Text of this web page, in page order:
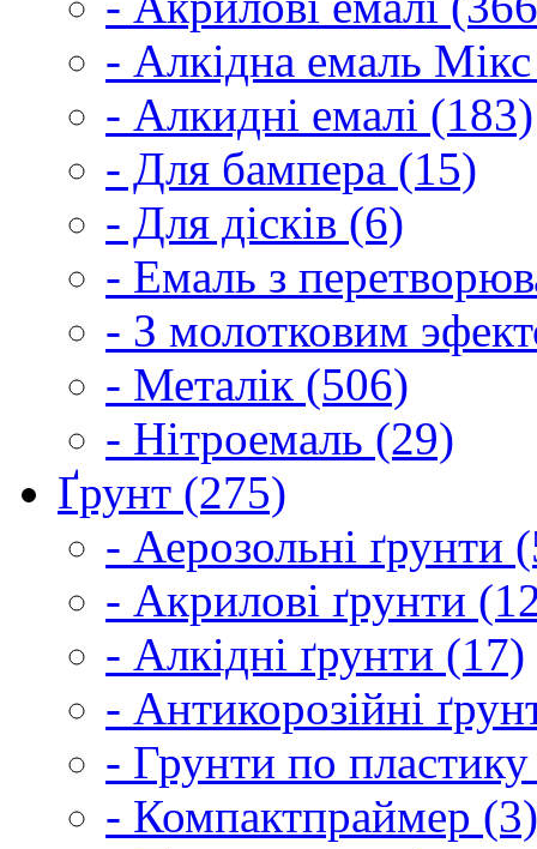
- Алкідна емаль
- Алкидні емалі (183)
- Для бампера (15)
- Для дісків (6)
- Емаль з
- З молотковим
- Металік (506)
- Нітроемаль (29)
Ґрунт (275)
- Аерозольні ґрунти
- Акрилові ґрунти
- Алкідні ґрунти (17)
- Антикорозійні
- Грунти по
- Компактпраймер (3)